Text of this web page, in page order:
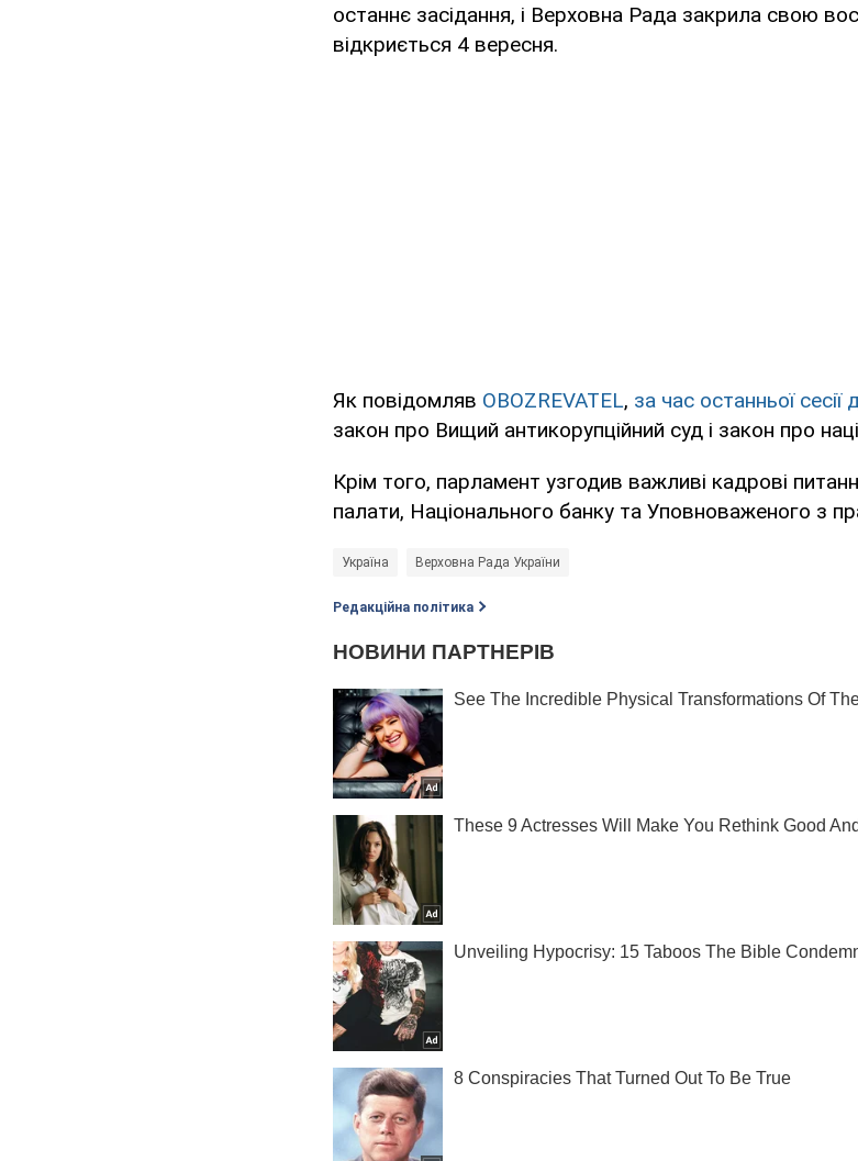
останнє засідання, і Верховна Рада закрила свою
відкриється 4 вересня.
Як повідомляв OBOZREVATEL, за час останньої
закон про Вищий антикорупційний суд і закон про
Крім того, парламент узгодив важливі кадрові
палати, Національного банку та Уповноваженого з
Україна Верховна Рада України
Редакційна політика